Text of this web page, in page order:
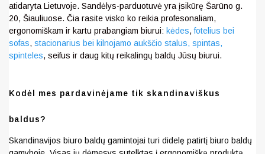
atidaryta Lietuvoje. Sandėlys-parduotuvė yra įsikūrę Šarūno g.
20, Šiauliuose. Čia rasite visko ko reikia profesonaliam,
ergonomiškam ir kartu prabangiam biurui: kėdes,fotelius bei
sofas, stacionarius bei kilnojamo aukščio stalus, spintas,
spinteles, seifus ir daug kitų reikalingų baldų Jūsų biurui.
Kodėl mes pardavinėjame tik skandinaviškus
baldus?
Skandinavijos biuro baldų gamintojai turi didelę patirtį biuro baldų